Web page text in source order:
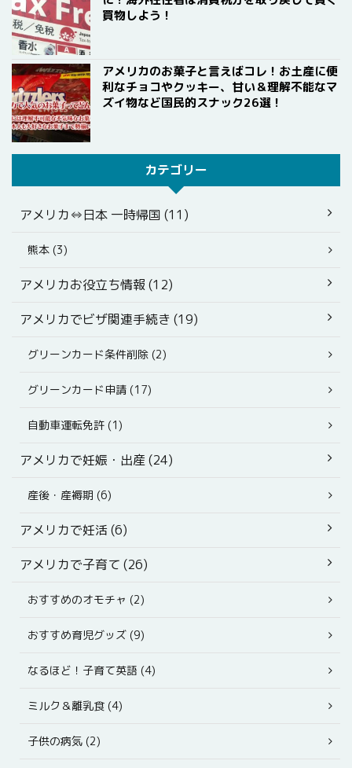
買物しよう！
アメリカのお菓子と言えばコレ！お土産に便
利なチョコやクッキー、甘い＆理解不能なマ
ズイ物など国民的スナック26選！
カテゴリー
アメリカ⇔日本 一時帰国 (11)
熊本 (3)
アメリカお役立ち情報 (12)
アメリカでビザ関連手続き (19)
グリーンカード条件削除 (2)
グリーンカード申請 (17)
自動車運転免許 (1)
アメリカで妊娠・出産 (24)
産後・産褥期 (6)
アメリカで妊活 (6)
アメリカで子育て (26)
おすすめのオモチャ (2)
おすすめ育児グッズ (9)
なるほど！子育て英語 (4)
ミルク＆離乳食 (4)
子供の病気 (2)